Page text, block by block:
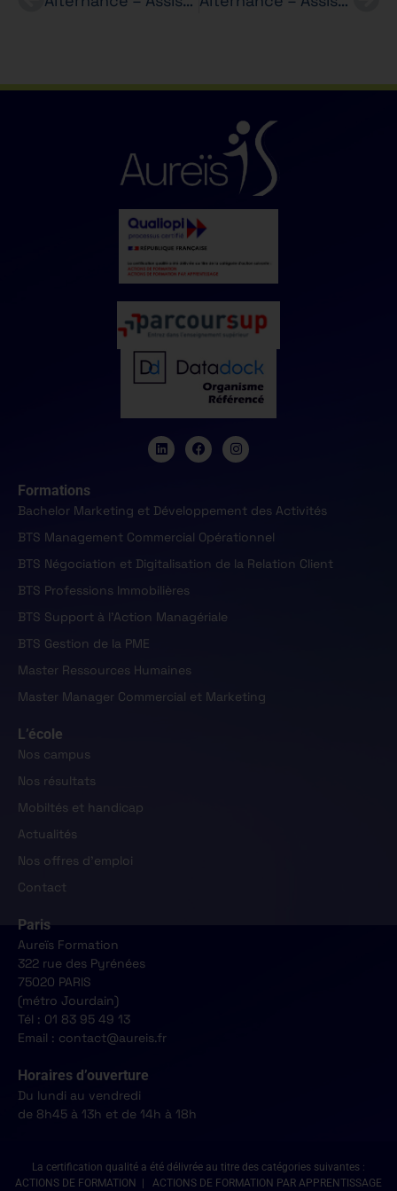
Formations
Bachelor Marketing et Développement des Activités
BTS Management Commercial Opérationnel
BTS Négociation et Digitalisation de la Relation Client
BTS Professions Immobilières
BTS Support à l'Action Managériale
BTS Gestion de la PME
Master Ressources Humaines
Master Manager Commercial et Marketing
L’école
Nos campus
Nos résultats
Mobiltés et handicap
Actualités
Nos offres d'emploi
Contact
Paris
Aureïs Formation
322 rue des Pyrénées
75020 PARIS
(métro Jourdain)
Tél : 01 83 95 49 13
Email : contact@aureis.fr
Horaires d’ouverture
Du lundi au vendredi
de 8h45 à 13h et de 14h à 18h
La certification qualité a été délivrée au titre des catégories suivantes :
ACTIONS DE FORMATION | ACTIONS DE FORMATION PAR APPRENTISSAGE